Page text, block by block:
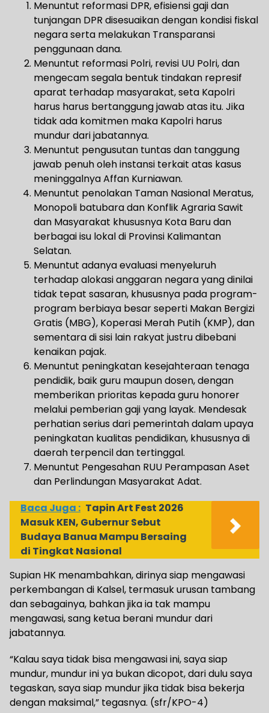
Menuntut reformasi DPR, efisiensi gaji dan
tunjangan DPR disesuaikan dengan kondisi fiskal
negara serta melakukan Transparansi
penggunaan dana.
Menuntut reformasi Polri, revisi UU Polri, dan
mengecam segala bentuk tindakan represif
aparat terhadap masyarakat, seta Kapolri
harus harus bertanggung jawab atas itu. Jika
tidak ada komitmen maka Kapolri harus
mundur dari jabatannya.
Menuntut pengusutan tuntas dan tanggung
jawab penuh oleh instansi terkait atas kasus
meninggalnya Affan Kurniawan.
Menuntut penolakan Taman Nasional Meratus,
Monopoli batubara dan Konflik Agraria Sawit
dan Masyarakat khususnya Kota Baru dan
berbagai isu lokal di Provinsi Kalimantan
Selatan.
Menuntut adanya evaluasi menyeluruh
terhadap alokasi anggaran negara yang dinilai
tidak tepat sasaran, khususnya pada program-
program berbiaya besar seperti Makan Bergizi
Gratis (MBG), Koperasi Merah Putih (KMP), dan
sementara di sisi lain rakyat justru dibebani
kenaikan pajak.
Menuntut peningkatan kesejahteraan tenaga
pendidik, baik guru maupun dosen, dengan
memberikan prioritas kepada guru honorer
melalui pemberian gaji yang layak. Mendesak
perhatian serius dari pemerintah dalam upaya
peningkatan kualitas pendidikan, khususnya di
daerah terpencil dan tertinggal.
Menuntut Pengesahan RUU Perampasan Aset
dan Perlindungan Masyarakat Adat.
Baca Juga : Tapin Art Fest 2026
Masuk KEN, Gubernur Sebut
Budaya Banua Mampu Bersaing
di Tingkat Nasional
Supian HK menambahkan, dirinya siap mengawasi
perkembangan di Kalsel, termasuk urusan tambang
dan sebagainya, bahkan jika ia tak mampu
mengawasi, sang ketua berani mundur dari
jabatannya.
“Kalau saya tidak bisa mengawasi ini, saya siap
mundur, mundur ini ya bukan dicopot, dari dulu saya
tegaskan, saya siap mundur jika tidak bisa bekerja
dengan maksimal,” tegasnya. (sfr/KPO-4)